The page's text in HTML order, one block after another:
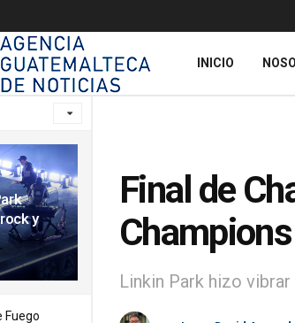
y
Fuego
INICIO
Final de
Linkin Park hizo